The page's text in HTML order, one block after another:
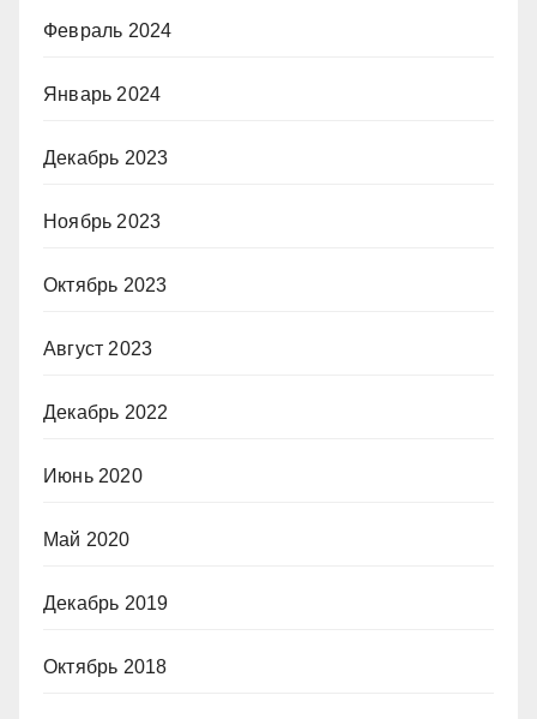
Февраль 2024
Январь 2024
Декабрь 2023
Ноябрь 2023
Октябрь 2023
Август 2023
Декабрь 2022
Июнь 2020
Май 2020
Декабрь 2019
Октябрь 2018